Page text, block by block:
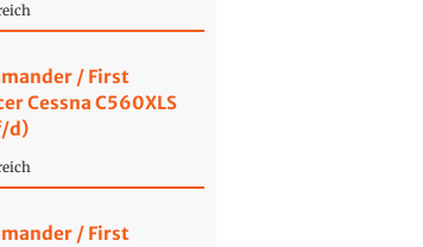
/ First
Cessna C560XLS
d)
/ First